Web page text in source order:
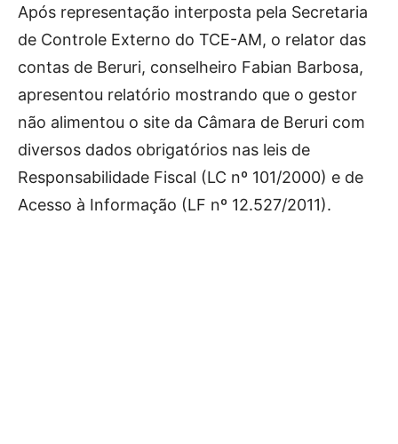
Após representação interposta pela Secretaria
de Controle Externo do TCE-AM, o relator das
contas de Beruri, conselheiro Fabian Barbosa,
apresentou relatório mostrando que o gestor
não alimentou o site da Câmara de Beruri com
diversos dados obrigatórios nas leis de
Responsabilidade Fiscal (LC nº 101/2000) e de
Acesso à Informação (LF nº 12.527/2011).